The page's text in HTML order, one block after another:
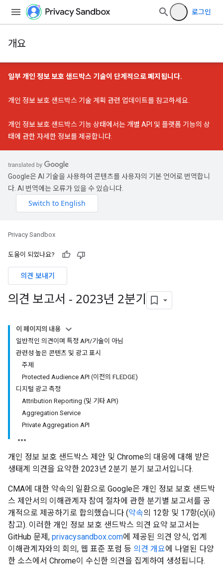
로그인
개요
일부 개인 정보 보호 샌드박스 기술이 단계적으로 폐지됩니다.
개인 정보 보호 샌드박스 기술 계획 관련 업데이트를 참고하세요.
개인 정보 보호 샌드박스 기능 상태에서는 개별 API 및 플랫폼 기능의 상
태에 관한 자세한 정보를 제공합니다.
Google은 AI 기술을 사용하여 콘텐츠를 사용자의 기본 언어로 번역합니
다. AI 번역에는 오류가 있을 수 있습니다.
Privacy Sandbox
도움이 되었나요?
의견 보내기
의견 보고서 - 2023년 2분기
이 페이지의 내용
일반적인 의견이며 특정 API/기술이 아님
관련성 높은 콘텐츠 및 광고 표시
주제
Protected Audience API (이전의 FLEDGE)
디지털 광고 측정
Attribution Reporting (및 기타 API)
Aggregation Service
Private Aggregation API
개인 정보 보호 샌드박스 제안 및 Chrome의 대응에 대해 받은
생태계 의견을 요약한 2023년 2분기 분기 보고서입니다.
CMA에 대한 약속의 일환으로 Google은 개인 정보 보호 샌드박
스 제안서의 이해관계자 참여 절차에 관한 분기별 보고서를 공
개적으로 제공하기로 합의했습니다 (약속의 12항 및 17항(c)(ii)
참고). 이러한 개인 정보 보호 샌드박스 의견 요약 보고서는
GitHub 문제, privacysandbox.com에 제공된 의견 양식, 업계
이해관계자와의 회의, 웹 표준 포럼 등 의견 개요에 나열된 다양
한 소스에서 Chrome이 수신한 의견을 집계하여 생성됩니다.